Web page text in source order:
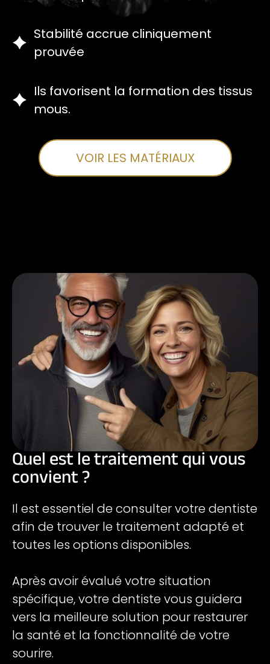
Stabilité accrue cliniquement
prouvée
Ils favorisent la formation des tissus
mous.
VOIR LES MATÉRIAUX
Quel est le traitement qui vous
convient ?
Il est essentiel de consulter votre dentiste
afin de trouver le traitement adapté et
toutes les options disponibles.
Après avoir évalué votre situation
spécifique, votre dentiste vous guidera
vers la meilleure solution pour restaurer
la santé et la fonctionnalité de votre
sourire.